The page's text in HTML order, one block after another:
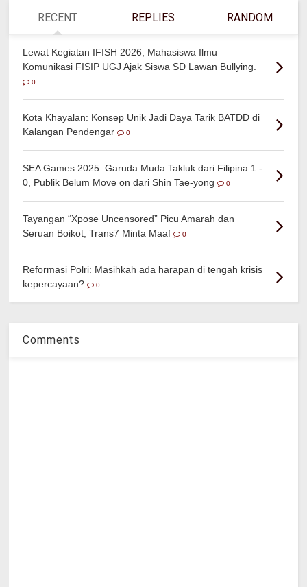
RECENT REPLIES RANDOM
Lewat Kegiatan IFISH 2026, Mahasiswa Ilmu
Komunikasi FISIP UGJ Ajak Siswa SD Lawan Bullying.
0
Kota Khayalan: Konsep Unik Jadi Daya Tarik BATDD di
Kalangan Pendengar
0
SEA Games 2025: Garuda Muda Takluk dari Filipina 1 -
0, Publik Belum Move on dari Shin Tae-yong
0
Tayangan “Xpose Uncensored” Picu Amarah dan
Seruan Boikot, Trans7 Minta Maaf
0
Reformasi Polri: Masihkah ada harapan di tengah krisis
kepercayaan?
0
Comments